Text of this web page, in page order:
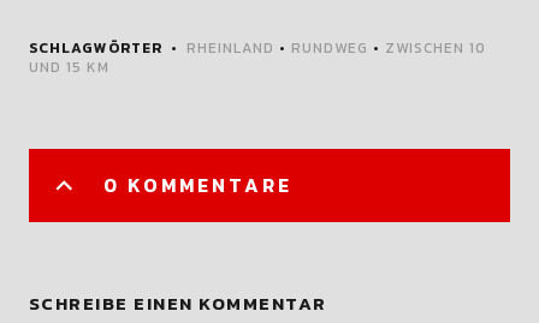
SCHLAGWÖRTER RHEINLAND • RUNDWEG • ZWISCHEN 10
UND 15 KM
0 KOMMENTARE
SCHREIBE EINEN KOMMENTAR